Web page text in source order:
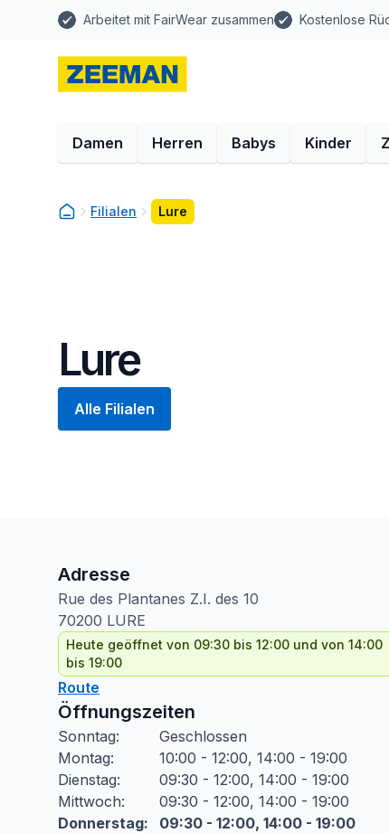
Arbeitet mit FairWear zusammen Kostenlose
Damen Herren Babys Kinder
Filialen Lure
Lure
Alle Filialen
Adresse
Rue des Plantanes Z.I. des 10
70200 LURE
Heute geöffnet von 09:30 bis 12:00 und von 14:00
bis 19:00
Route
Öffnungszeiten
Sonntag:
Geschlossen
Montag:
10:00 - 12:00, 14:00 - 19:00
Dienstag:
09:30 - 12:00, 14:00 - 19:00
Mittwoch:
09:30 - 12:00, 14:00 - 19:00
Donnerstag:
09:30 - 12:00, 14:00 - 19:00